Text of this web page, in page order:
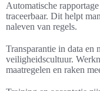
Automatische
traceerbaar. Dit helpt
naleven van regels.
Transparantie in data en
veiligheidscultuur.
maatregelen en raken